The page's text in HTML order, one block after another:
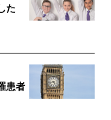
た
患者